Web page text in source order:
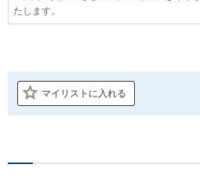
たします。
マイリストに入れる